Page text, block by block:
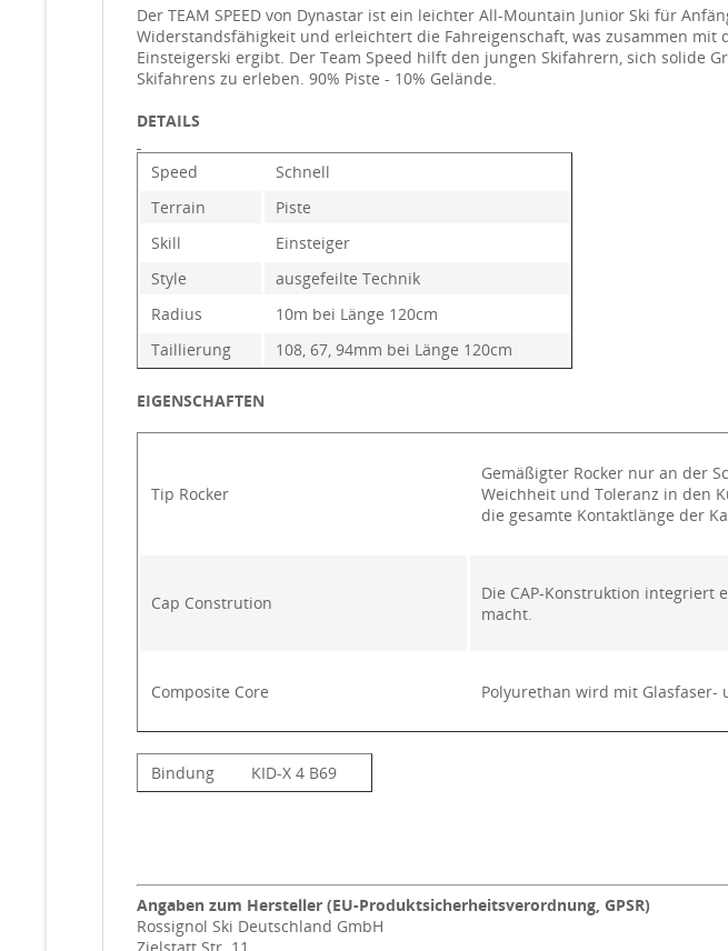
Der TEAM SPEED von Dynastar ist ein leichter All-Mountain Junior Ski für
Widerstandsfähigkeit und erleichtert die Fahreigenschaft, was zusammen
Einsteigerski ergibt. Der Team Speed hilft den jungen Skifahrern, sich solide
Skifahrens zu erleben. 90% Piste - 10% Gelände.
DETAILS
Speed
Schnell
Terrain
Piste
Skill
Einsteiger
Style
ausgefeilte Technik
Radius
10m bei Länge 120cm
Taillierung
108, 67, 94mm bei Länge 120cm
EIGENSCHAFTEN
Tip Rocker
Gemäßigter Rocker nur an der
Weichheit und Toleranz in den
die gesamte Kontaktlänge der
Cap Constrution
Die CAP-Konstruktion integriert
macht.
Composite Core Polyurethan wird mit Glasfaser-
Bindung KID-X 4 B69
Angaben zum Hersteller (EU-Produktsicherheitsverordnung, GPSR)
Rossignol Ski Deutschland GmbH